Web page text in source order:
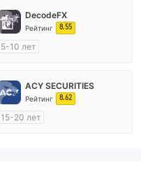
DecodeFX
Рейтинг 8.55
5-10 лет
Маркет-Мейкинг (MM)
Основной стандарт MT4
ACY SECURITIES
Рейтинг 8.62
15-20 лет